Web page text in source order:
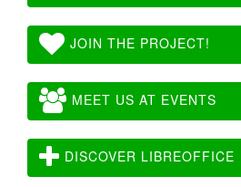
JOIN THE PROJECT!
MEET US AT EVENTS
DISCOVER LIBREOFFICE